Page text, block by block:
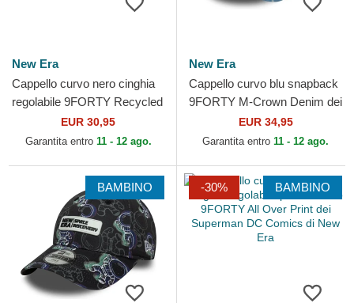
New Era
Cappello curvo nero cinghia
regolabile 9FORTY Recycled
Stripe dei Valentino Rossi
VR46 MotoGP di...
EUR 30,95
Garantita entro 11 - 12 ago.
New Era
Cappello curvo blu snapback
9FORTY M-Crown Denim dei
Valentino Rossi VR46
MotoGP di New Era
EUR 34,95
Garantita entro 11 - 12 ago.
BAMBINO -30% BAMBINO